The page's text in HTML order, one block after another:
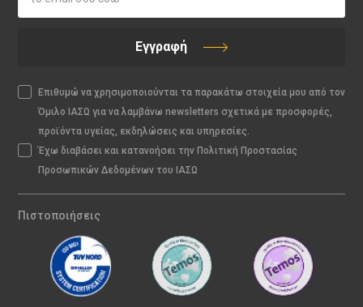
Εγγραφή
Επιθυμώ να χρησιμοποιούνται τα παρακάτω στοιχεία μου από τον
Όμιλο ΙΑΣΩ για να λαμβάνω newsletters σχετικά με προσφορές,
προϊόντα υγείας, εκδηλώσεις και υπηρεσίες.
Έχω διαβάσει και κατανοήσει την Πολιτική Προστασίας
Προσωπικών Δεδομένων του ΙΑΣΩ
Πιστοποιήσεις